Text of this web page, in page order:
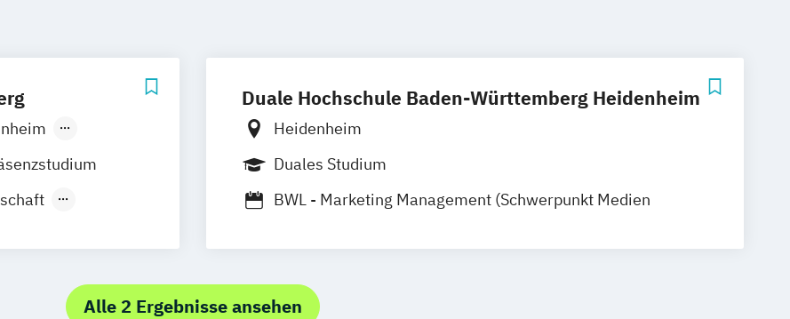
Duale Hochschule Baden-Württemberg Heidenheim
Heidenheim
Duales Studium
BWL - Marketing Management (Schwerpunkt Medien
Alle 2 Ergebnisse ansehen